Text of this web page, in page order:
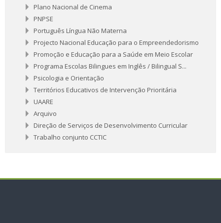
Plano Nacional de Cinema
PNPSE
Português Língua Não Materna
Projecto Nacional Educação para o Empreendedorismo
Promoção e Educação para a Saúde em Meio Escolar
Programa Escolas Bilingues em Inglês / Bilingual S...
Psicologia e Orientação
Territórios Educativos de Intervenção Prioritária
UAARE
Arquivo
Direção de Serviços de Desenvolvimento Curricular
Trabalho conjunto CCTIC